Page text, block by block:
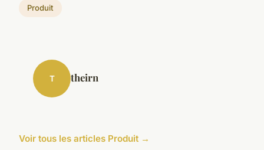
Produit
T theirn
Voir tous les articles Produit →